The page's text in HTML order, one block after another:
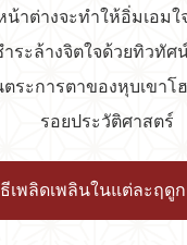
าต่างจะทำให้อิ่มเอมใ
ระล้างจิตใจด้วยทิวทัศ
ระการตาของหุบเขาโ
รอยประวัติศาสตร์
เพลิดเพลินในแต่ละฤดู